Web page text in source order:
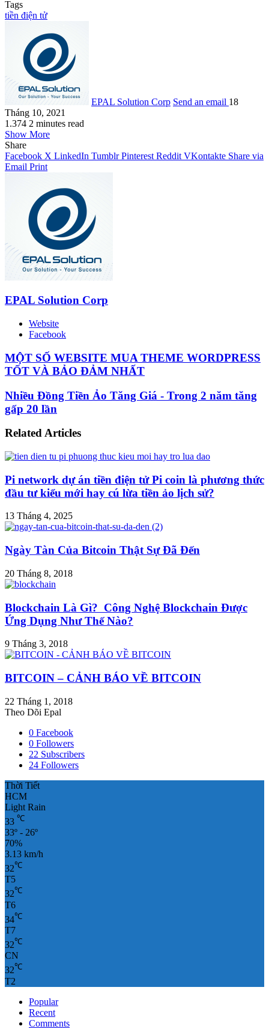
Tags
tiền điện tử
EPAL Solution Corp Send an email 18
Tháng 10, 2021
1.374 2 minutes read
Show More
Share
Facebook X LinkedIn Tumblr Pinterest Reddit VKontakte Share via
Email Print
EPAL Solution Corp
Website
Facebook
MỘT SỐ WEBSITE MUA THEME WORDPRESS
TỐT VÀ BẢO ĐẢM NHẤT
Nhiều Đồng Tiền Ảo Tăng Giá - Trong 2 năm tăng
gấp 20 lần
Related Articles
Pi network dự án tiền điện tử Pi coin là phương thức
đầu tư kiểu mới hay cú lừa tiền ảo lịch sử?
13 Tháng 4, 2025
Ngày Tàn Của Bitcoin Thật Sự Đã Đến
20 Tháng 8, 2018
Blockchain Là Gì? Công Nghệ Blockchain Được
Ứng Dụng Như Thế Nào?
9 Tháng 3, 2018
BITCOIN – CẢNH BÁO VỀ BITCOIN
22 Tháng 1, 2018
Theo Dõi Epal
0 Facebook
0 Followers
22 Subscribers
24 Followers
Thời Tiết
HCM
Light Rain
33 ℃
33º - 26º
70%
3.13 km/h
32℃
T5
32℃
T6
34℃
T7
32℃
CN
32℃
T2
Popular
Recent
Comments